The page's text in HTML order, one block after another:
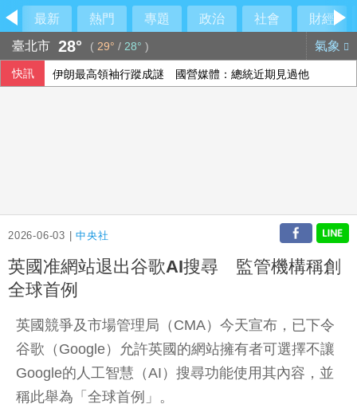
最新 熱門 專題 政治 社會
財經
臺北市 28° ( 29° / 28° ) 氣象
快訊 伊朗最高領袖行蹤成謎 國營媒體：總統近期見過他
2026-06-03 |中央社
英國准網站退出谷歌AI搜尋 監管機構稱創
全球首例
英國競爭及市場管理局（CMA）今天宣布，已下令
谷歌（Google）允許英國的網站擁有者可選擇不讓
Google的人工智慧（AI）搜尋功能使用其內容，並
稱此舉為「全球首例」。